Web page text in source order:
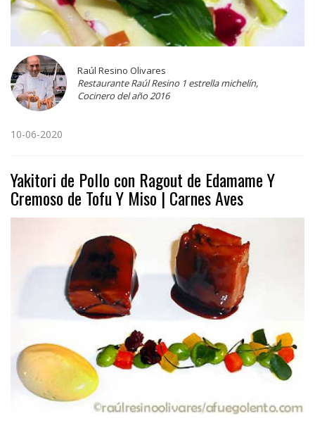
Raúl Resino Olivares
Restaurante Raúl Resino 1 estrella michelín,
Cocinero del año 2016
10-06-2020
Yakitori de Pollo con Ragout de Edamame Y
Cremoso de Tofu Y Miso | Carnes Aves